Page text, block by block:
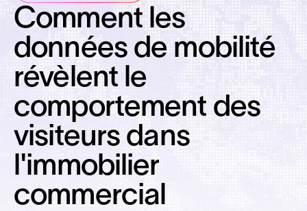
Comment les
données de mobilité
révèlent le
comportement des
visiteurs dans
l'immobilier
commercial